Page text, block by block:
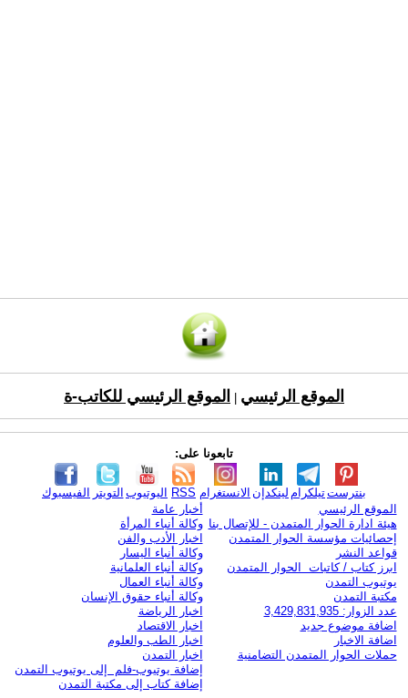
الموقع الرئيسي الموقع الرئيسي للكاتب-ة
تابعونا على:
الفيسبوك التويتر اليوتيوب RSS الانستغرام لينكدإن تيلكرامبنترست
الموقع الرئيسي
هيئة ادارة الحوار المتمدن - للإتصال بنا
إحصائيات مؤسسة الحوار المتمدن
قواعد النشر
ابرز كتاب / كاتبات الحوار المتمدن
يوتيوب التمدن
مكتبة التمدن
عدد الزوار: 3,429,831,935
اضافة موضوع جديد
اضافة الاخبار
حملات الحوار المتمدن التضامنية
أخبار عامة
وكالة أنباء المرأة
اخبار الأدب والفن
وكالة أنباء اليسار
وكالة أنباء العلمانية
وكالة أنباء العمال
وكالة أنباء حقوق الإنسان
اخبار الرياضة
اخبار الاقتصاد
اخبار الطب والعلوم
اخبار التمدن
إضافة يوتيوب-فلم إلى يوتيوب التمدن
إضافة كتاب إلى مكتبة التمدن